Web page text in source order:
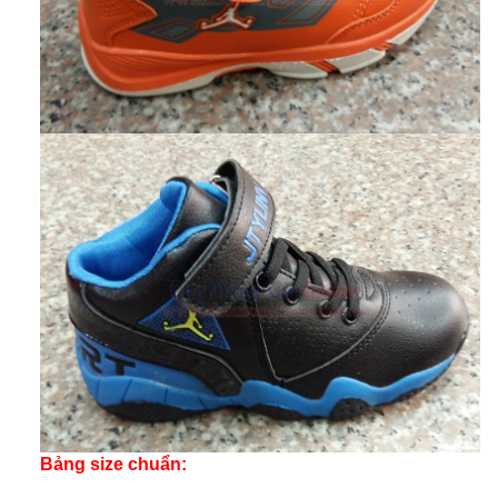
Bảng size chuẩn: